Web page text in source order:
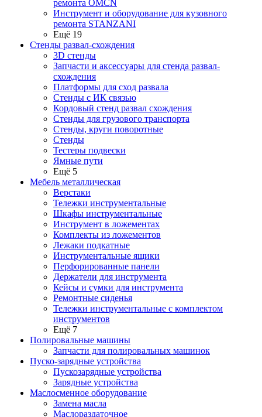
ремонта OMCN
Инструмент и оборудование для кузовного
ремонта STANZANI
Ещё 19
Стенды развал-схождения
3D стенды
Запчасти и аксессуары для стенда развал-
схождения
Платформы для сход развала
Стенды с ИК связью
Кордовый стенд развал схождения
Стенды для грузового транспорта
Стенды, круги поворотные
Стенды
Тестеры подвески
Ямные пути
Ещё 5
Мебель металлическая
Верстаки
Тележки инструментальные
Шкафы инструментальные
Инструмент в ложементах
Комплекты из ложементов
Лежаки подкатные
Инструментальные ящики
Перфорированные панели
Держатели для инструмента
Кейсы и сумки для инструмента
Ремонтные сиденья
Тележки инструментальные с комплектом
инструментов
Ещё 7
Полировальные машины
Запчасти для полировальных машинок
Пуско-зарядные устройства
Пускозарядные устройства
Зарядные устройства
Маслосменное оборудование
Замена масла
Маслораздаточное